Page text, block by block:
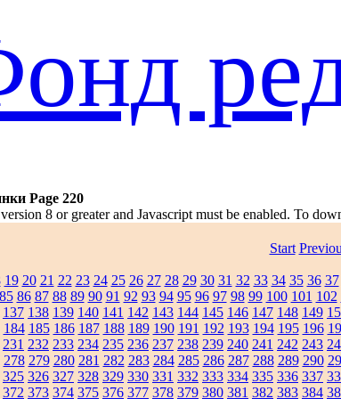
Page 220
8 or greater and Javascript must be enabled. To
Start
19 20 21 22 23 24 25 26 27 28 29 30 31 32 33 34 35 36 37
85 86 87 88 89 90 91 92 93 94 95 96 97 98 99 100 101 102
137 138 139 140 141 142 143 144 145 146 147 148 149
184 185 186 187 188 189 190 191 192 193 194 195 196
231 232 233 234 235 236 237 238 239 240 241 242 243
278 279 280 281 282 283 284 285 286 287 288 289 290
325 326 327 328 329 330 331 332 333 334 335 336 337
372 373 374 375 376 377 378 379 380 381 382 383 384